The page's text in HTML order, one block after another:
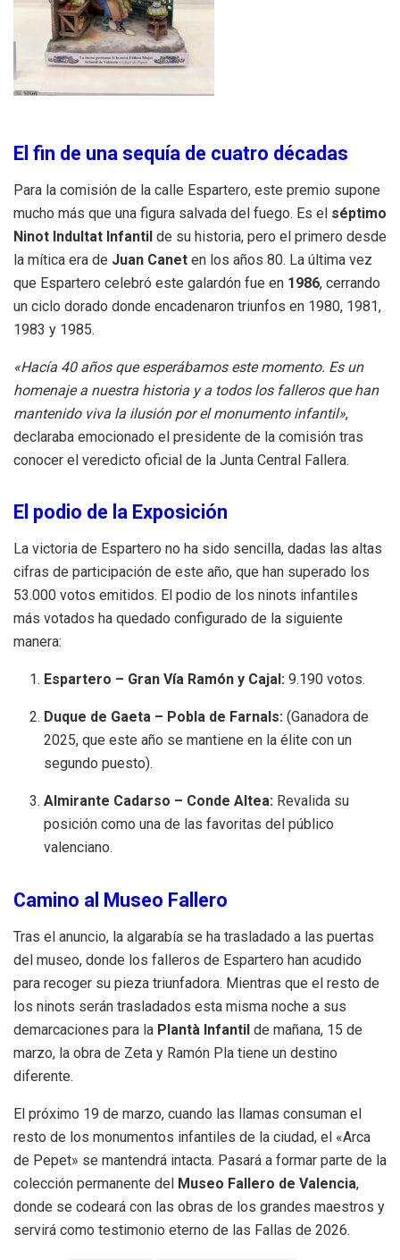
El fin de una sequía de cuatro décadas
Para la comisión de la calle Espartero, este premio supone
mucho más que una figura salvada del fuego. Es el séptimo
Ninot Indultat Infantil de su historia, pero el primero desde
la mítica era de Juan Canet en los años 80. La última vez
que Espartero celebró este galardón fue en 1986, cerrando
un ciclo dorado donde encadenaron triunfos en 1980, 1981,
1983 y 1985.
«Hacía 40 años que esperábamos este momento. Es un
homenaje a nuestra historia y a todos los falleros que han
mantenido viva la ilusión por el monumento infantil»,
declaraba emocionado el presidente de la comisión tras
conocer el veredicto oficial de la Junta Central Fallera.
El podio de la Exposición
La victoria de Espartero no ha sido sencilla, dadas las altas
cifras de participación de este año, que han superado los
53.000 votos emitidos. El podio de los ninots infantiles
más votados ha quedado configurado de la siguiente
manera:
Espartero – Gran Vía Ramón y Cajal: 9.190 votos.
Duque de Gaeta – Pobla de Farnals: (Ganadora de
2025, que este año se mantiene en la élite con un
segundo puesto).
Almirante Cadarso – Conde Altea: Revalida su
posición como una de las favoritas del público
valenciano.
Camino al Museo Fallero
Tras el anuncio, la algarabía se ha trasladado a las puertas
del museo, donde los falleros de Espartero han acudido
para recoger su pieza triunfadora. Mientras que el resto de
los ninots serán trasladados esta misma noche a sus
demarcaciones para la Plantà Infantil de mañana, 15 de
marzo, la obra de Zeta y Ramón Pla tiene un destino
diferente.
El próximo 19 de marzo, cuando las llamas consuman el
resto de los monumentos infantiles de la ciudad, el «Arca
de Pepet» se mantendrá intacta. Pasará a formar parte de la
colección permanente del Museo Fallero de Valencia,
donde se codeará con las obras de los grandes maestros y
servirá como testimonio eterno de las Fallas de 2026.